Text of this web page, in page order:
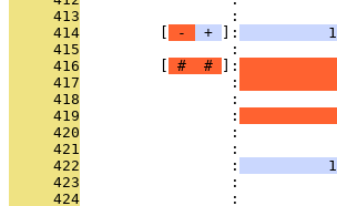
     413
:
     414
- + ]:
     415
:
     416
# # ]:
     417
                 :
     418
:
     419
                 :
     420
:
     421
:
     422
                 :
     423
:
     424
: